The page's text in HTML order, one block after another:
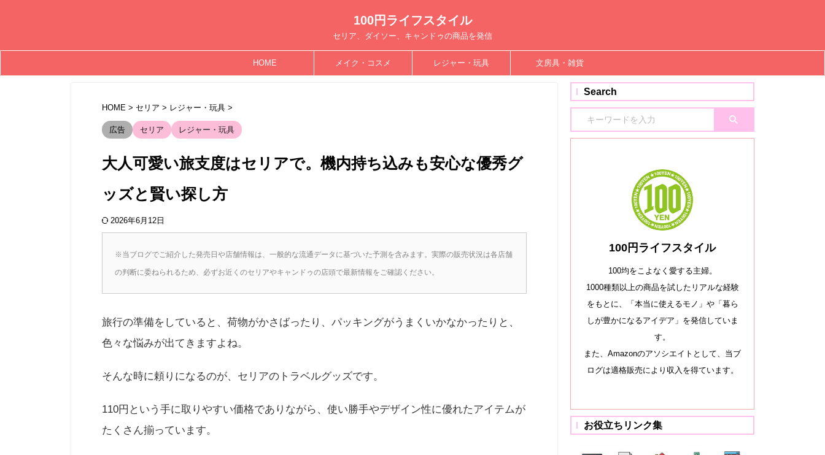
100円ライフスタイル
セリア、ダイソー、キャンドゥの商品を発信
HOME メイク・コスメ レジャー・玩具 文房具・雑貨
HOME > セリア > レジャー・玩具 >
広告 セリア レジャー・玩具
大人可愛い旅支度はセリアで。機内持ち込みも安心な優秀グ
ッズと賢い探し方
2026年6月12日
※当ブログでご紹介した発売日や店舗情報は、一般的な流通データに基づいた予測を含みます。実際の販売状況は各店舗
の判断に委ねられるため、必ずお近くのセリアやキャンドゥの店頭で最新情報をご確認ください。
旅行の準備をしていると、荷物がかさばったり、パッキングがうまくいかなかったりと、
色々な悩みが出てきますよね。
そんな時に頼りになるのが、セリアのトラベルグッズです。
110円という手に取りやすい価格でありながら、使い勝手やデザイン性に優れたアイテムが
たくさん揃っています。
Search
100円ライフスタイル
100均をこよなく愛する主婦。
1000種類以上の商品を試したリアルな経験
をもとに、「本当に使えるモノ」や「暮ら
しが豊かになるアイデア」を発信していま
す。
また、Amazonのアソシエイトとして、当ブ
ログは適格販売により収入を得ています。
お役立ちリンク集